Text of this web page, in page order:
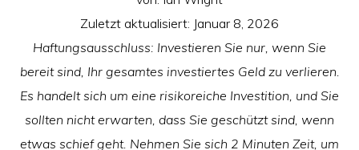
Zuletzt aktualisiert: Januar 8, 2026
Haftungsausschluss: Investieren Sie nur, wenn Sie
bereit sind, Ihr gesamtes investiertes Geld zu verlieren.
Es handelt sich um eine risikoreiche Investition, und Sie
sollten nicht erwarten, dass Sie geschützt sind, wenn
etwas schief geht. Nehmen Sie sich 2 Minuten Zeit, um